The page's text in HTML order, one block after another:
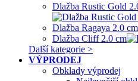
Dlažba Rustic Gold
Dlažba Ragaya 2.0 cm
Dlažba Cliff 2.0 cm
Další kategorie >
VÝPRODEJ
Obklady výprodej